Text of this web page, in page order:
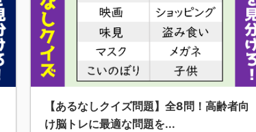
【あるなしクイズ問題】全8問！高齢者向
け脳トレに最適な問題を...